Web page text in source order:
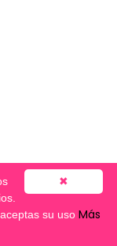
✖
su uso Más